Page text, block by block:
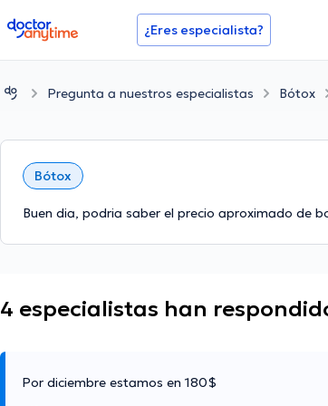
doctoranytime ¿Eres especialista?
Pregunta a nuestros especialistas Bótox
Bótox
Buen dia, podria saber el precio aproximado de
4 especialistas han
Por diciembre estamos en 180$